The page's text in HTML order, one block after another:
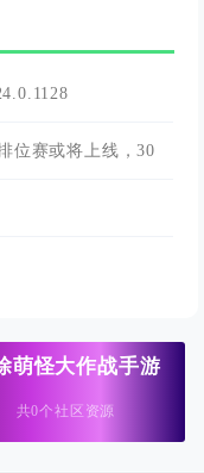
位赛或将上线，30
萌怪大作战手游
共0个社区资源